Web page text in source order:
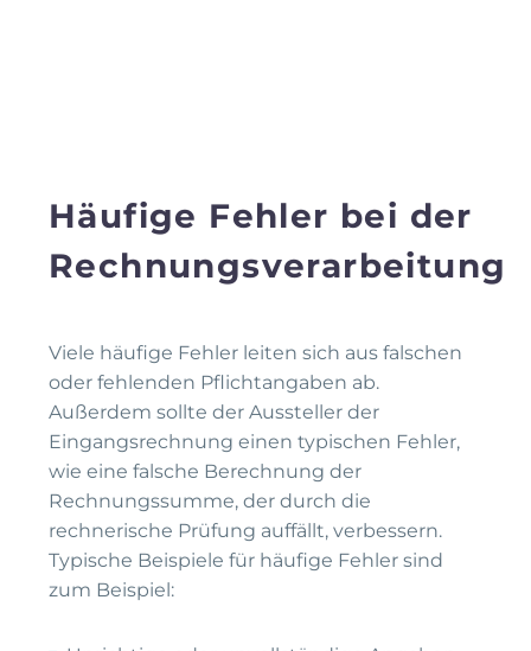
Häufige Fehler bei der
Rechnungsverarbeitung
Viele häufige Fehler leiten sich aus falschen
oder fehlenden Pflichtangaben ab.
Außerdem sollte der Aussteller der
Eingangsrechnung einen typischen Fehler,
wie eine falsche Berechnung der
Rechnungssumme, der durch die
rechnerische Prüfung auffällt, verbessern.
Typische Beispiele für häufige Fehler sind
zum Beispiel: